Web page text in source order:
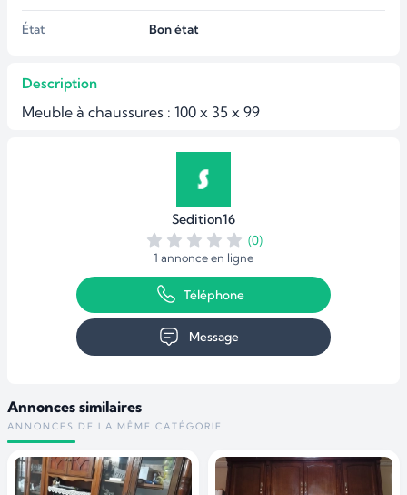
État Bon état
Description
Meuble à chaussures : 100 x 35 x 99
Sedition16
(0)
1 annonce en ligne
Téléphone
Message
Annonces similaires
ANNONCES DE LA MÊME CATÉGORIE